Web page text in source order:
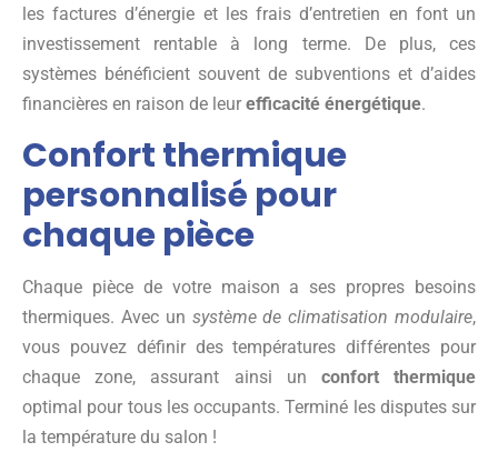
les factures d’énergie et les frais d’entretien en font un
investissement rentable à long terme. De plus, ces
systèmes bénéficient souvent de subventions et d’aides
financières en raison de leur efficacité énergétique.
Confort thermique
personnalisé pour
chaque pièce
Chaque pièce de votre maison a ses propres besoins
thermiques. Avec un système de climatisation modulaire,
vous pouvez définir des températures différentes pour
chaque zone, assurant ainsi un confort thermique
optimal pour tous les occupants. Terminé les disputes sur
la température du salon !